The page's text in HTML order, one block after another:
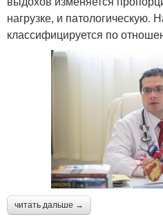
нагрузке, и патологическую.
классифицируется по
читать дальше →